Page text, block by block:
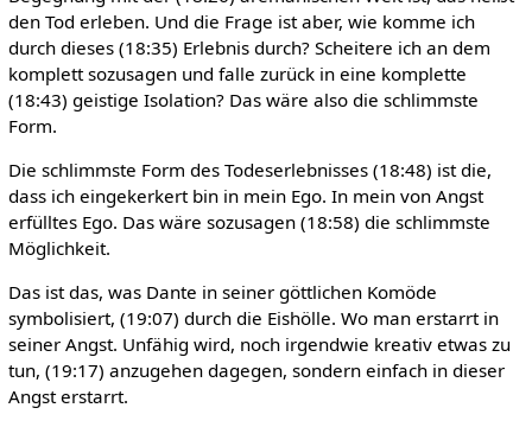
den Tod erleben. Und die Frage ist aber, wie komme ich
durch dieses (18:35) Erlebnis durch? Scheitere ich an dem
komplett sozusagen und falle zurück in eine komplette
(18:43) geistige Isolation? Das wäre also die schlimmste
Form.
Die schlimmste Form des Todeserlebnisses (18:48) ist die,
dass ich eingekerkert bin in mein Ego. In mein von Angst
erfülltes Ego. Das wäre sozusagen (18:58) die schlimmste
Möglichkeit.
Das ist das, was Dante in seiner göttlichen Komöde
symbolisiert, (19:07) durch die Eishölle. Wo man erstarrt in
seiner Angst. Unfähig wird, noch irgendwie kreativ etwas zu
tun, (19:17) anzugehen dagegen, sondern einfach in dieser
Angst erstarrt.